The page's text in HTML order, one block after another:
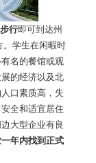
步行即可到达州
。学生在闲暇时
名的餐馆或观
的经济以及北
口素质高，失
全和适宜居住
大型企业有良
年内找到正式